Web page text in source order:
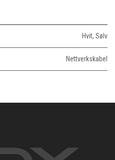
Hvit, Sølv
Nettverkskabel